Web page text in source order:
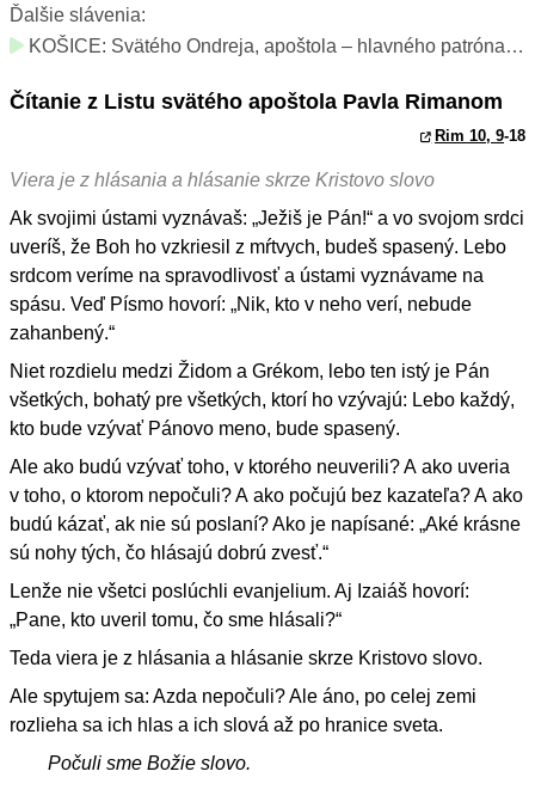
Ďalšie slávenia:
KOŠICE: Svätého Ondreja, apoštola – hlavného patróna arcidiecézy (sviatok)
Čítanie z Listu svätého apoštola Pavla Rimanom
Rim 10, 9-18
Viera je z hlásania a hlásanie skrze Kristovo slovo
Ak svojimi ústami vyznávaš: „Ježiš je Pán!“ a vo svojom srdci
uveríš, že Boh ho vzkriesil z mŕtvych, budeš spasený. Lebo
srdcom veríme na spravodlivosť a ústami vyznávame na
spásu. Veď Písmo hovorí: „Nik, kto v neho verí, nebude
zahanbený.“
Niet rozdielu medzi Židom a Grékom, lebo ten istý je Pán
všetkých, bohatý pre všetkých, ktorí ho vzývajú: Lebo každý,
kto bude vzývať Pánovo meno, bude spasený.
Ale ako budú vzývať toho, v ktorého neuverili? A ako uveria
v toho, o ktorom nepočuli? A ako počujú bez kazateľa? A ako
budú kázať, ak nie sú poslaní? Ako je napísané: „Aké krásne
sú nohy tých, čo hlásajú dobrú zvesť.“
Lenže nie všetci poslúchli evanjelium. Aj Izaiáš hovorí:
„Pane, kto uveril tomu, čo sme hlásali?“
Teda viera je z hlásania a hlásanie skrze Kristovo slovo.
Ale spytujem sa: Azda nepočuli? Ale áno, po celej zemi
rozlieha sa ich hlas a ich slová až po hranice sveta.
Počuli sme Božie slovo.